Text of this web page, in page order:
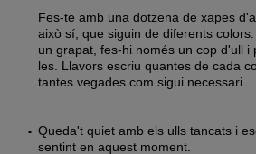
Fes-te amb una dotzena de xapes
això sí, que siguin de diferents
un grapat, fes-hi només un cop d'ull
les. Llavors escriu quantes de cada
tantes vegades com sigui necessari.
Queda't quiet amb els ulls tancats i
sentint en aquest moment.